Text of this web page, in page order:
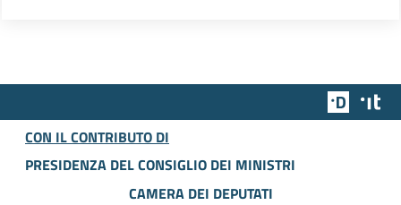
Team
CON IL CONTRIBUTO DI
PRESIDENZA DEL CONSIGLIO DEI MINISTRI
CAMERA DEI DEPUTATI